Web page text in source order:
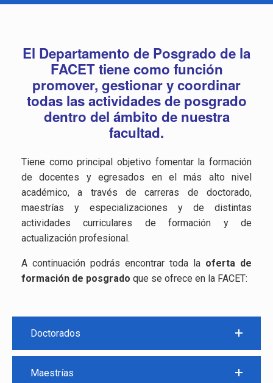
El Departamento de Posgrado de la
FACET tiene como función
promover, gestionar y coordinar
todas las actividades de posgrado
dentro del ámbito de nuestra
facultad.
Tiene como principal objetivo fomentar la formación
de docentes y egresados en el más alto nivel
académico, a través de carreras de doctorado,
maestrías y especializaciones y de distintas
actividades curriculares de formación y de
actualización profesional.
A continuación podrás encontrar toda la oferta de
formación de posgrado que se ofrece en la FACET:
Doctorados
Maestrías